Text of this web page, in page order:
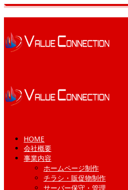
HOME
会社概要
事業内容
ホームページ制作
チラシ・販促物制作
サーバー保守・管理